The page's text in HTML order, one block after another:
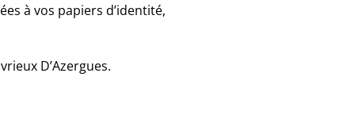
à vos papiers d’identité,
D’Azergues.